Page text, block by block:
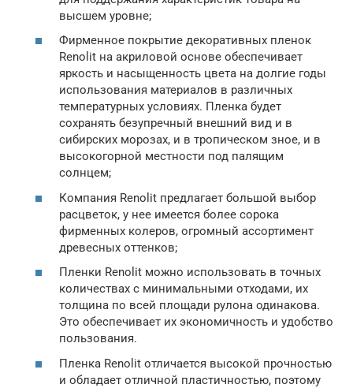
высшем уровне;
Фирменное покрытие декоративных пленок
Renolit на акриловой основе обеспечивает
яркость и насыщенность цвета на долгие годы
использования материалов в различных
температурных условиях. Пленка будет
сохранять безупречный внешний вид и в
сибирских морозах, и в тропическом зное, и в
высокогорной местности под палящим
солнцем;
Компания Renolit предлагает большой выбор
расцветок, у нее имеется более сорока
фирменных колеров, огромный ассортимент
древесных оттенков;
Пленки Renolit можно использовать в точных
количествах с минимальными отходами, их
толщина по всей площади рулона одинакова.
Это обеспечивает их экономичность и удобство
пользования.
Пленка Renolit отличается высокой прочностью
и обладает отличной пластичностью, поэтому